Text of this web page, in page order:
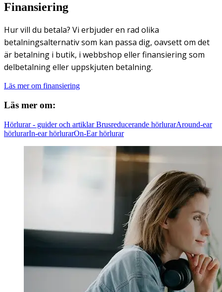
Finansiering
Hur vill du betala? Vi erbjuder en rad olika
betalningsalternativ som kan passa dig, oavsett om det
är betalning i butik, i webbshop eller finansiering som
delbetalning eller uppskjuten betalning.
Läs mer om finansiering
Läs mer om:
Hörlurar - guider och artiklarBrusreducerande hörlurarAround-ear
hörlurarIn-ear hörlurarOn-Ear hörlurar